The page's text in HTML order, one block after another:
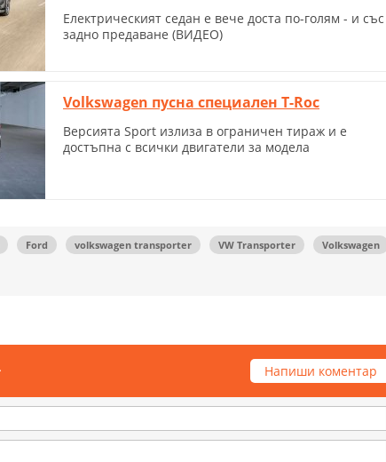
Eлектрическият седан е вече доста по-голям - и със
задно предаване (ВИДЕО)
Volkswagen пусна специален T-Roc
Версията Sport излиза в ограничен тираж и е
достъпна с всички двигатели за модела
Ford volkswagen transporter VW Transporter
Volkswagen
Напиши коментар